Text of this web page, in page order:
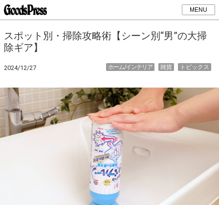
MENU
スポット別・掃除攻略術【シーン別“男”の大掃
除ギア】
2024/12/27 トピックス
雑貨
ホーム/インテリア